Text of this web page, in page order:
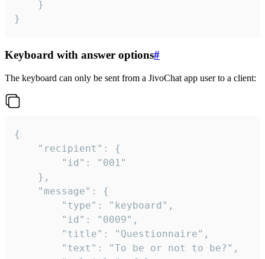
}
Keyboard with answer options#
The keyboard can only be sent from a JivoChat app user to a client:
{